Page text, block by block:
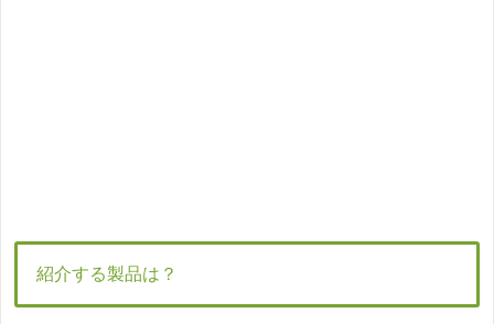
紹介する製品は？